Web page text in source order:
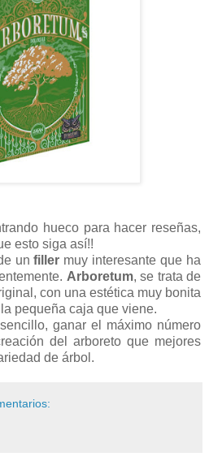
hueco para hacer reseñas,
esto siga así!!
unfiller muy interesante que ha
Arboretum, se trata de
con una estética muy bonita
pequeña caja que viene.
ganar el máximo número
del arboreto que mejores
de árbol.